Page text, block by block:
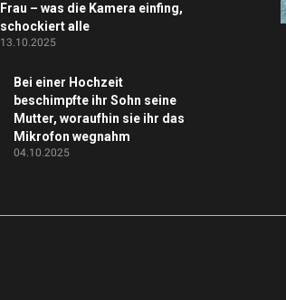
Frau – was die Kamera einfing,
schockiert alle
13.10.2025
Bei einer Hochzeit
beschimpfte ihr Sohn seine
Mutter, woraufhin sie ihr das
Mikrofon wegnahm
04.10.2025